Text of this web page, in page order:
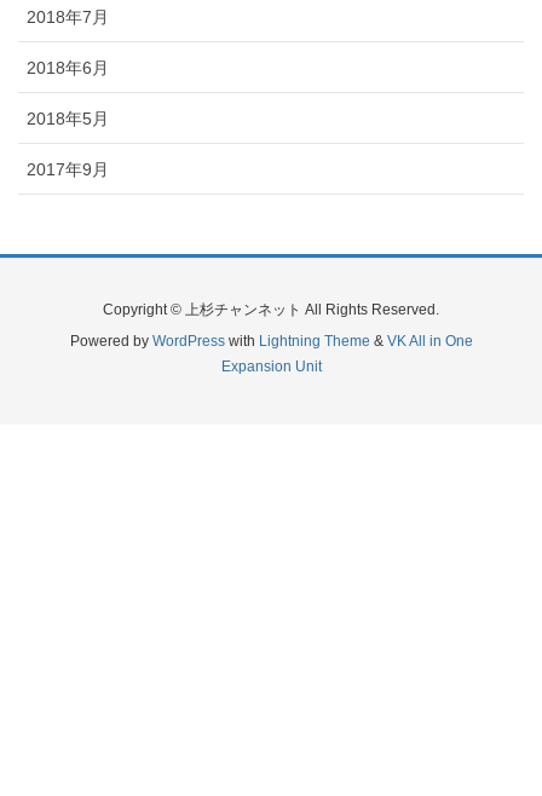
2018年7月
2018年6月
2018年5月
2017年9月
Copyright © 上杉チャンネット All Rights Reserved.
Powered by WordPresswith Lightning Theme & VK All in One
Expansion Unit